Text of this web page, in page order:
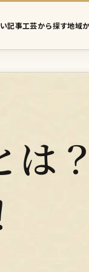
記事工芸から探す地域
は